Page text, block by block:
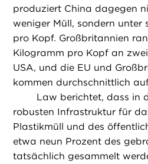
produziert China dagegen
weniger Müll, sondern unter
pro Kopf. Großbritannien
Kilogramm pro Kopf an
USA, und die EU und
kommen durchschnittlich
Law berichtet, dass in
robusten Infrastruktur für
Plastikmüll und des
etwa neun Prozent des
tatsächlich gesammelt